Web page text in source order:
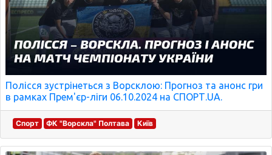
Полісся зустрінеться з Ворсклою: Прогноз та анонс гри
в рамках Прем'єр-ліги 06.10.2024 на СПОРТ.UA.
Спорт ФК "Ворскла" Полтава Київ